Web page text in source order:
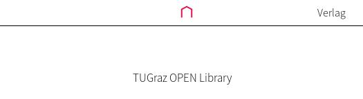
Verlag
TUGraz OPEN Library